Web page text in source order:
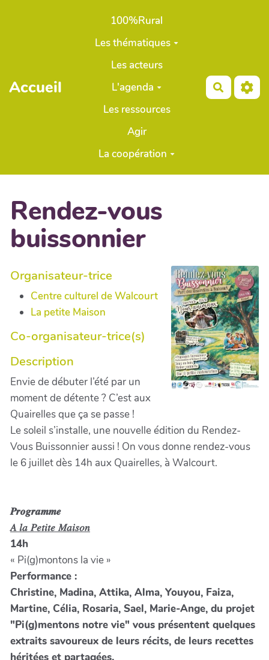
Aller au contenu principal
Accueil
100%Rural
Les thématiques
Les acteurs
L'agenda
Les ressources
Agir
La coopération
Rendez-vous
buissonnier
Organisateur-trice
Centre culturel de Walcourt
La petite Maison
Co-organisateur-trice(s)
Description
Envie de débuter l’été par un
moment de détente ? C’est aux
Quairelles que ça se passe !
Le soleil s’installe, une nouvelle édition du Rendez-
Vous Buissonnier aussi ! On vous donne rendez-vous
le 6 juillet dès 14h aux Quairelles, à Walcourt.
𝑷𝒓𝒐𝒈𝒓𝒂𝒎𝒎𝒆
𝐴 𝑙𝑎 𝑃𝑒𝑡𝑖𝑡𝑒 𝑀𝑎𝑖𝑠𝑜𝑛
14h
« Pi(g)montons la vie »
Performance :
Christine, Madina, Attika, Alma, Youyou, Faiza,
Martine, Célia, Rosaria, Sael, Marie-Ange, du projet
"Pi(g)mentons notre vie" vous présentent quelques
extraits savoureux de leurs récits, de leurs recettes
héritées et partagées.